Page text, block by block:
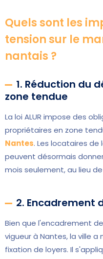
Quels sont les
tension sur le
nantais ?
1. Réduction du
zone tendue
La loi ALUR impose des
propriétaires en zone
Nantes. Les locataires
peuvent désormais
mois seulement, au lieu
2. Encadrement
Bien que l'encadrement
vigueur à Nantes, la ville
fixation de loyers. Il